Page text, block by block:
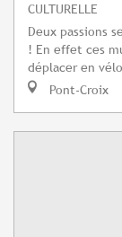
CULTURELLE
Deux passions
! En effet ces
déplacer en
Pont-Croix